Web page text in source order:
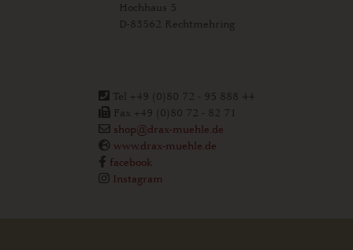
Hochhaus 5
D-83562 Rechtmehring
Tel +49 (0)80 72 - 95 888 44
Fax +49 (0)80 72 - 82 71
shop@drax-muehle.de
www.drax-muehle.de
facebook
Instagram